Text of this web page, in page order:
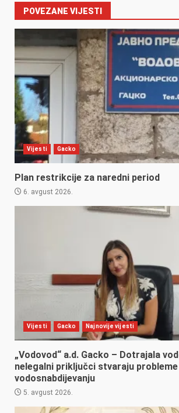
POVEZANE VIJESTI
Vijesti Gacko
Plan restrikcije za naredni period
6. avgust 2026.
Vijesti Gacko Najnovije vijesti
„Vodovod“ a.d. Gacko – Dotrajala
nelegalni priključci stvaraju probleme
vodosnabdijevanju
5. avgust 2026.